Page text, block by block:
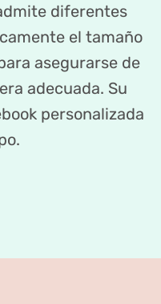
diferentes
el tamaño
asegurarse de
adecuada. Su
personalizada